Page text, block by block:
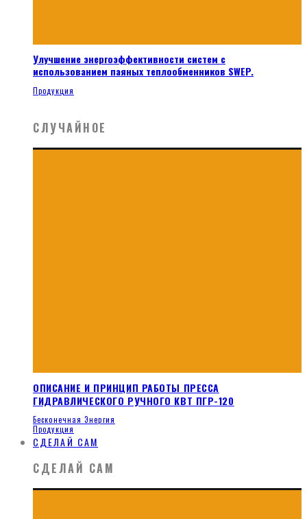
Улучшение энергоэффективности систем с
использованием паяных теплообменников SWEP.
Продукция
СЛУЧАЙНОЕ
ОПИСАНИЕ И ПРИНЦИП РАБОТЫ ПРЕССА
ГИДРАВЛИЧЕСКОГО РУЧНОГО КВТ ПГР-120
Бесконечная Энергия
Продукция
СДЕЛАЙ САМ
СДЕЛАЙ САМ